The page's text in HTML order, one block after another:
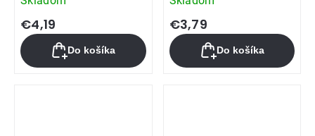
€4,19
Do košíka
€3,79
Do košíka